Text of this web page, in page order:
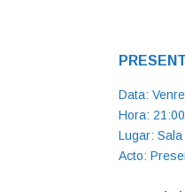
Data:
Hora:
Lugar:
Acto: